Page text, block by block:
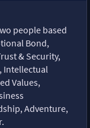
people based
Bond,
& Security,
Intellectual
Values,
Adventure,